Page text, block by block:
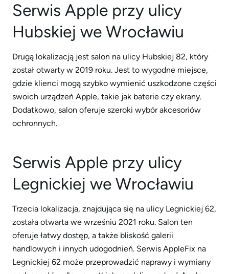
Serwis Apple przy ulicy
Hubskiej we Wrocławiu
Drugą lokalizacją jest salon na ulicy Hubskiej 82, który
został otwarty w 2019 roku. Jest to wygodne miejsce,
gdzie klienci mogą szybko wymienić uszkodzone części
swoich urządzeń Apple, takie jak baterie czy ekrany.
Dodatkowo, salon oferuje szeroki wybór akcesoriów
ochronnych.
Serwis Apple przy ulicy
Legnickiej we Wrocławiu
Trzecia lokalizacja, znajdująca się na ulicy Legnickiej 62,
została otwarta we wrześniu 2021 roku. Salon ten
oferuje łatwy dostęp, a także bliskość galerii
handlowych i innych udogodnień. Serwis AppleFix na
Legnickiej 62 może przeprowadzić naprawy i wymiany